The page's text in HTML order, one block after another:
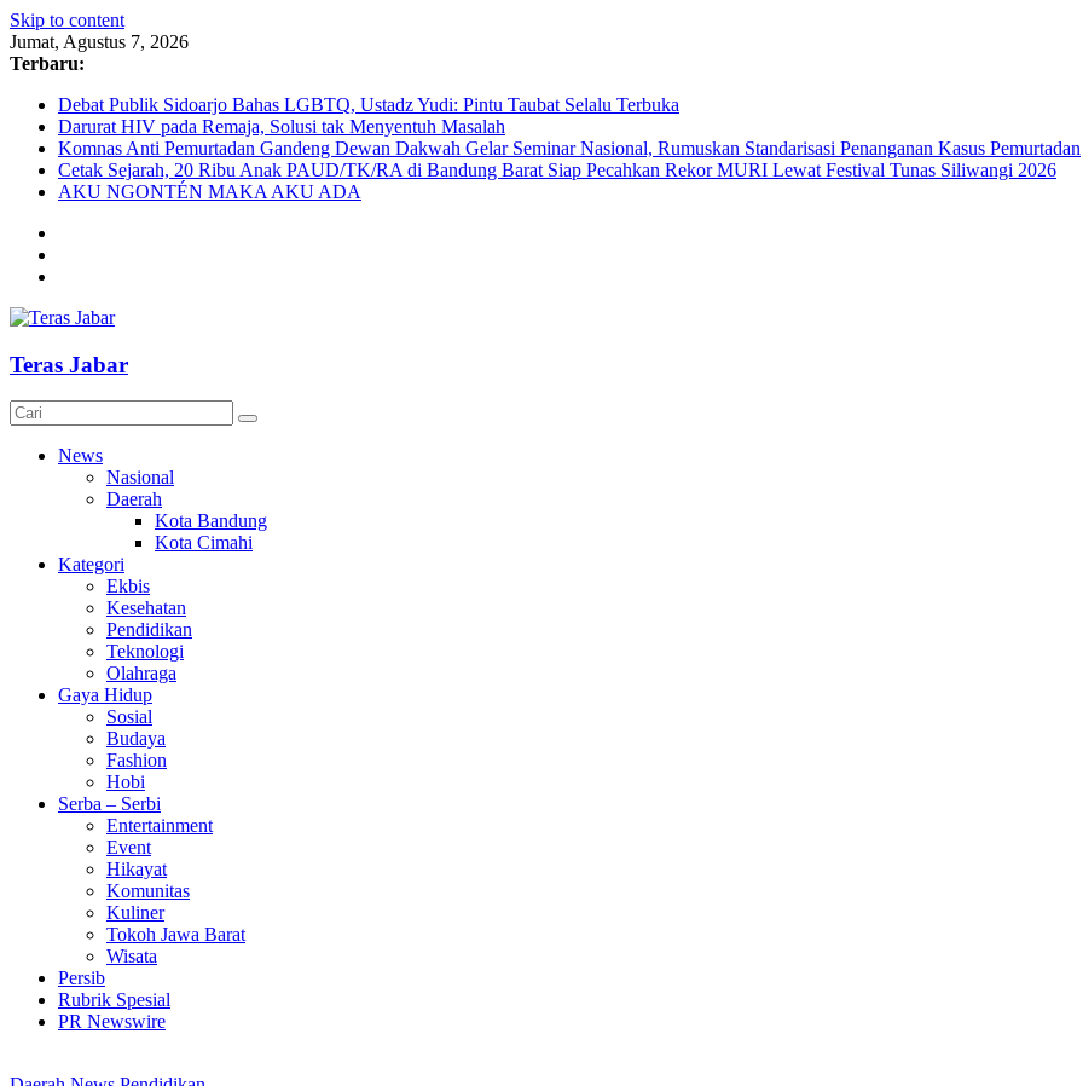
Skip to content
Jumat, Agustus 7, 2026
Terbaru:
Debat Publik Sidoarjo Bahas LGBTQ, Ustadz Yudi: Pintu Taubat Selalu Terbuka
Darurat HIV pada Remaja, Solusi tak Menyentuh Masalah
Komnas Anti Pemurtadan Gandeng Dewan Dakwah Gelar Seminar Nasional, Rumuskan Standarisasi Penanganan Kasus Pemurtadan
Cetak Sejarah, 20 Ribu Anak PAUD/TK/RA di Bandung Barat Siap Pecahkan Rekor MURI Lewat Festival Tunas Siliwangi 2026
AKU NGONTÉN MAKA AKU ADA
Teras Jabar
News
Nasional
Daerah
Kota Bandung
Kota Cimahi
Kategori
Ekbis
Kesehatan
Pendidikan
Teknologi
Olahraga
Gaya Hidup
Sosial
Budaya
Fashion
Hobi
Serba – Serbi
Entertainment
Event
Hikayat
Komunitas
Kuliner
Tokoh Jawa Barat
Wisata
Persib
Rubrik Spesial
PR Newswire